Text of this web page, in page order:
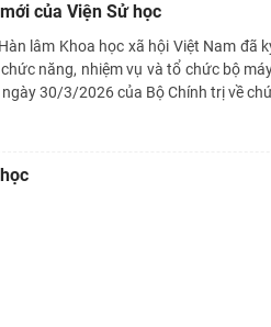
của Viện Sử học
lâm Khoa học xã hội Việt Nam đã
năng, nhiệm vụ và tổ chức bộ
30/3/2026 của Bộ Chính trị về